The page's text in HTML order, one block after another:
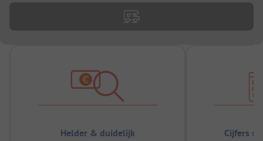
Helder & duidelijk Cijfers